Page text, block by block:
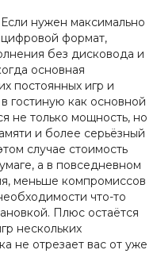
нужен максимально
формат,
без дисковода и
основная
постоянных игр и
гостиную как основной
не только мощность, но
и более серьёзный
случае стоимость
а в повседневном
меньше компромиссов
что-то
Плюс остаётся
нескольких
не отрезает вас от уже